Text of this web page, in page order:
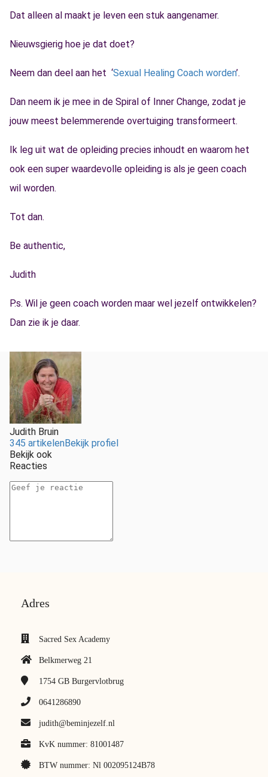
Dat alleen al maakt je leven een stuk aangenamer.
Nieuwsgierig hoe je dat doet?
Neem dan deel aan het ‘Sexual Healing Coach worden’.
Dan neem ik je mee in de Spiral of Inner Change, zodat je
jouw meest belemmerende overtuiging transformeert.
Ik leg uit wat de opleiding precies inhoudt en waarom het
ook een super waardevolle opleiding is als je geen coach
wil worden.
Tot dan.
Be authentic,
Judith
P.s. Wil je geen coach worden maar wel jezelf ontwikkelen?
Dan zie ik je daar.
Judith Bruin
345 artikelenBekijk profiel
Bekijk ook
Reacties
Adres
Sacred Sex Academy
Belkmerweg 21
1754 GB Burgervlotbrug
0641286890
judith@beminjezelf.nl
KvK nummer: 81001487
BTW nummer: Nl 002095124B78